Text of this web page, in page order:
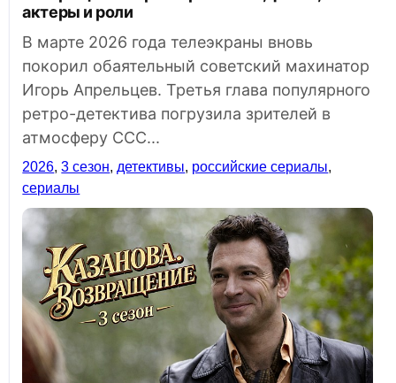
актеры и роли
В марте 2026 года телеэкраны вновь
покорил обаятельный советский махинатор
Игорь Апрельцев. Третья глава популярного
ретро-детектива погрузила зрителей в
атмосферу ССС...
2026,3 сезон, детективы, российские сериалы,
сериалы